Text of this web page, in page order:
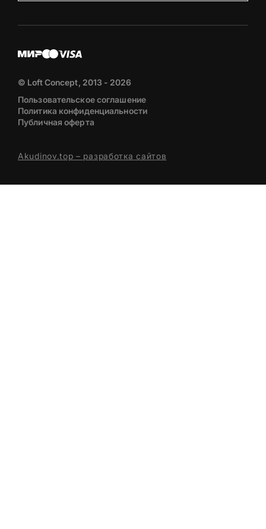
© Loft Concept, 2013 - 2026
Пользовательское соглашение
Политика конфиденциальности
Публичная оферта
Akudinov.top – разработка сайтов